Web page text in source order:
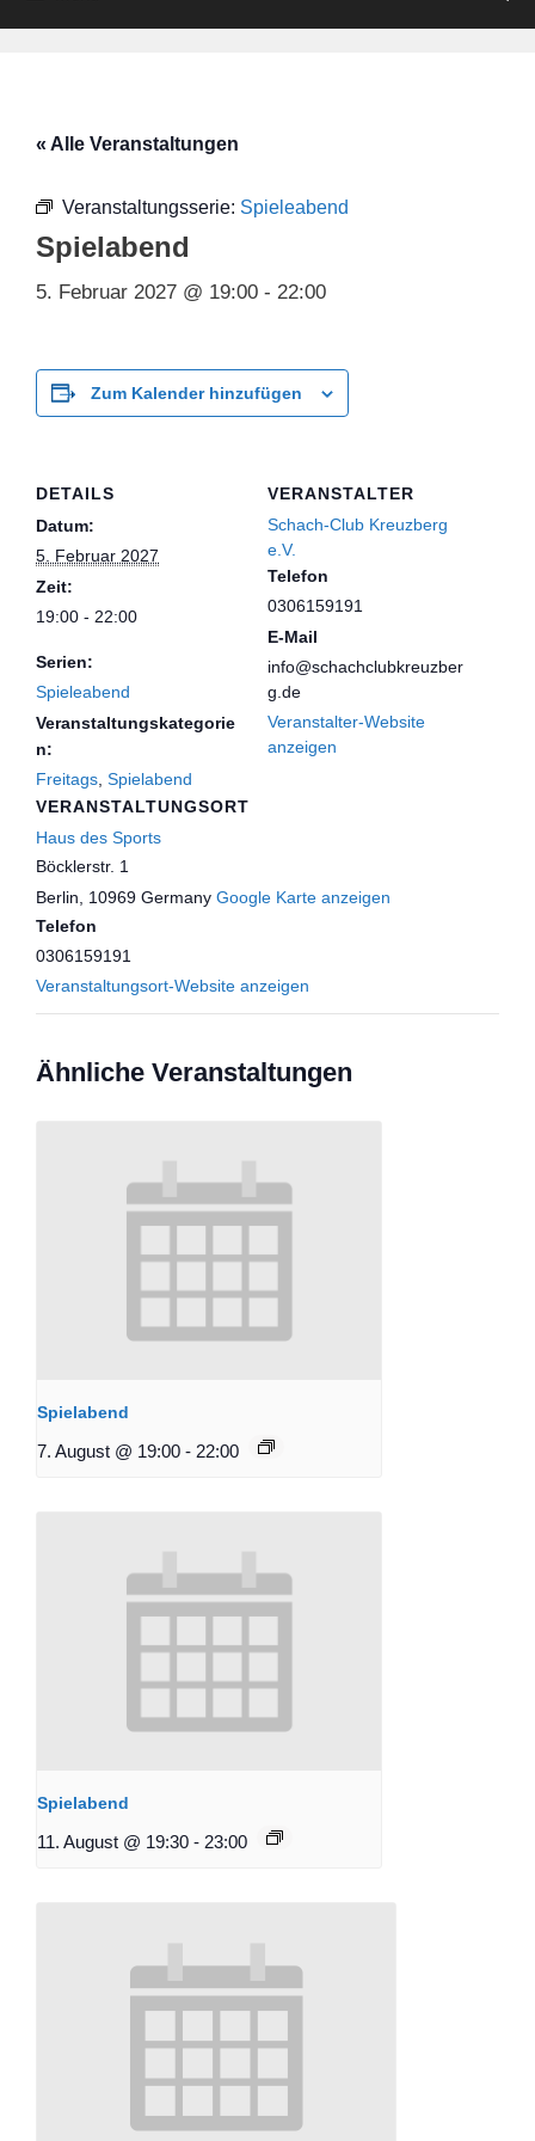
« Alle Veranstaltungen
Veranstaltungsserie: Spieleabend
Spielabend
5. Februar 2027 @ 19:00 - 22:00
Zum Kalender hinzufügen
DETAILS
Datum:
5. Februar 2027
Zeit:
19:00 - 22:00
Serien:
Spieleabend
Veranstaltungskategorie
n:
Freitags Spielabend
VERANSTALTUNGSORT
Haus des Sports
Böcklerstr. 1
Berlin
10969 Germany Google Karte anzeigen
Telefon
0306159191
Veranstaltungsort-Website anzeigen
VERANSTALTER
Schach-Club Kreuzberg
e.V.
Telefon
0306159191
E-Mail
info@schachclubkreuzber
g.de
Veranstalter-Website
anzeigen
Ähnliche Veranstaltungen
Spielabend
7. August @ 19:00 - 22:00
Spielabend
11. August @ 19:30 - 23:00